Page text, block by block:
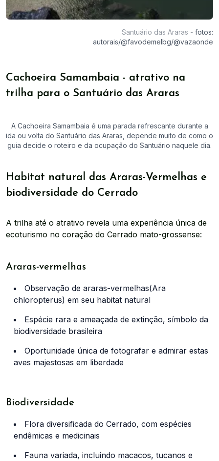
Santuário das Araras - fotos:
autorais/@favodemelbg/@vazaonde
Cachoeira Samambaia - atrativo na
trilha para o Santuário das Araras
A Cachoeira Samambaia é uma parada refrescante durante a
ida ou volta do Santuário das Araras, depende muito de como o
guia decide o roteiro e da ocupação do Santuário naquele dia.
Habitat natural das Araras-Vermelhas e
biodiversidade do Cerrado
A trilha até o atrativo revela uma experiência única de
ecoturismo no coração do Cerrado mato-grossense:
Araras-vermelhas
Observação de araras-vermelhas(Ara
chloropterus) em seu habitat natural
Espécie rara e ameaçada de extinção, símbolo da
biodiversidade brasileira
Oportunidade única de fotografar e admirar estas
aves majestosas em liberdade
Biodiversidade
Flora diversificada do Cerrado, com espécies
endêmicas e medicinais
Fauna variada, incluindo macacos, tucanos e